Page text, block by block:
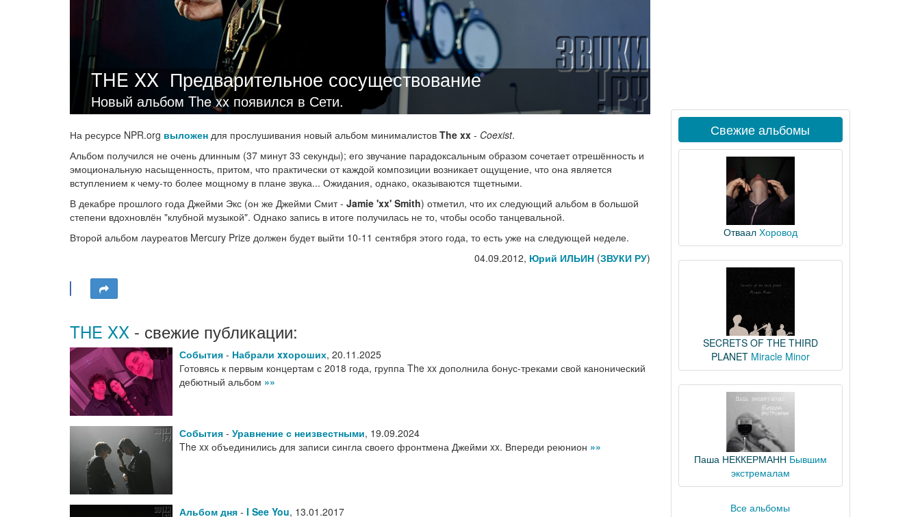
THE XX Предварительное сосуществование
Новый альбом The xx появился в Сети.
На ресурсе NPR.org выложен для прослушивания новый альбом минималистов The xx - Coexist.
Альбом получился не очень длинным (37 минут 33 секунды); его звучание парадоксальным образом сочетает отрешённость и
эмоциональную насыщенность, притом, что практически от каждой композиции возникает ощущение, что она является
вступлением к чему-то более мощному в плане звука... Ожидания, однако, оказываются тщетными.
В декабре прошлого года Джейми Экс (он же Джейми Смит - Jamie 'xx' Smith) отметил, что их следующий альбом в большой
степени вдохновлён "клубной музыкой". Однако запись в итоге получилась не то, чтобы особо танцевальной.
Второй альбом лауреатов Mercury Prize должен будет выйти 10-11 сентября этого года, то есть уже на следующей неделе.
04.09.2012, Юрий ИЛЬИН(ЗВУКИ РУ)
THE XX - свежие публикации:
События - Набрали xxороших, 20.11.2025
Готовясь к первым концертам с 2018 года, группа The xx дополнила бонус-треками свой канонический
дебютный альбом »»
События - Уравнение с неизвестными, 19.09.2024
The xx объединились для записи сингла своего фронтмена Джейми xx. Впереди реюнион »»
Альбом дня - I See You, 13.01.2017
Свежие альбомы
Отваал Хоровод
SECRETS OF THE THIRD
PLANET Miracle Minor
Паша НЕККЕРМАНН Бывшим
экстремалам
Все альбомы